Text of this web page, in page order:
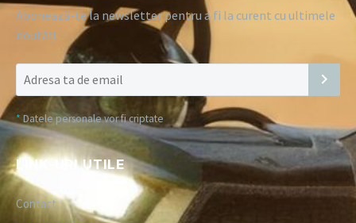
Abonează-te la newsletter pentru a fi la curent cu ultimele
noutăți:
* Datele personale vor fi criptate
LINK-URI UTILE
Contact